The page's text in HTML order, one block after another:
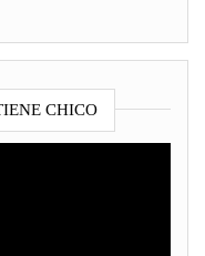
CHICO